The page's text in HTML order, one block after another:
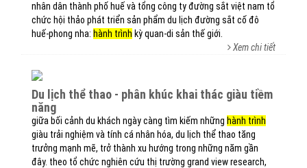
nhân dân thành phố huế và tổng công ty đường sắt việt nam tổ
chức hội thảo phát triển sản phẩm du lịch đường sắt cố đô
huế-phong nha: hành trình kỳ quan-di sản thế giới.
Xem chi tiết
du lịch thể thao - phân khúc khai thác giàu tiềm
năng
giữa bối cảnh du khách ngày càng tìm kiếm những hành trình
giàu trải nghiệm và tính cá nhân hóa, du lịch thể thao tăng
trưởng mạnh mẽ, trở thành xu hướng trong những năm gần
đây. theo tổ chức nghiên cứu thị trường grand view research,